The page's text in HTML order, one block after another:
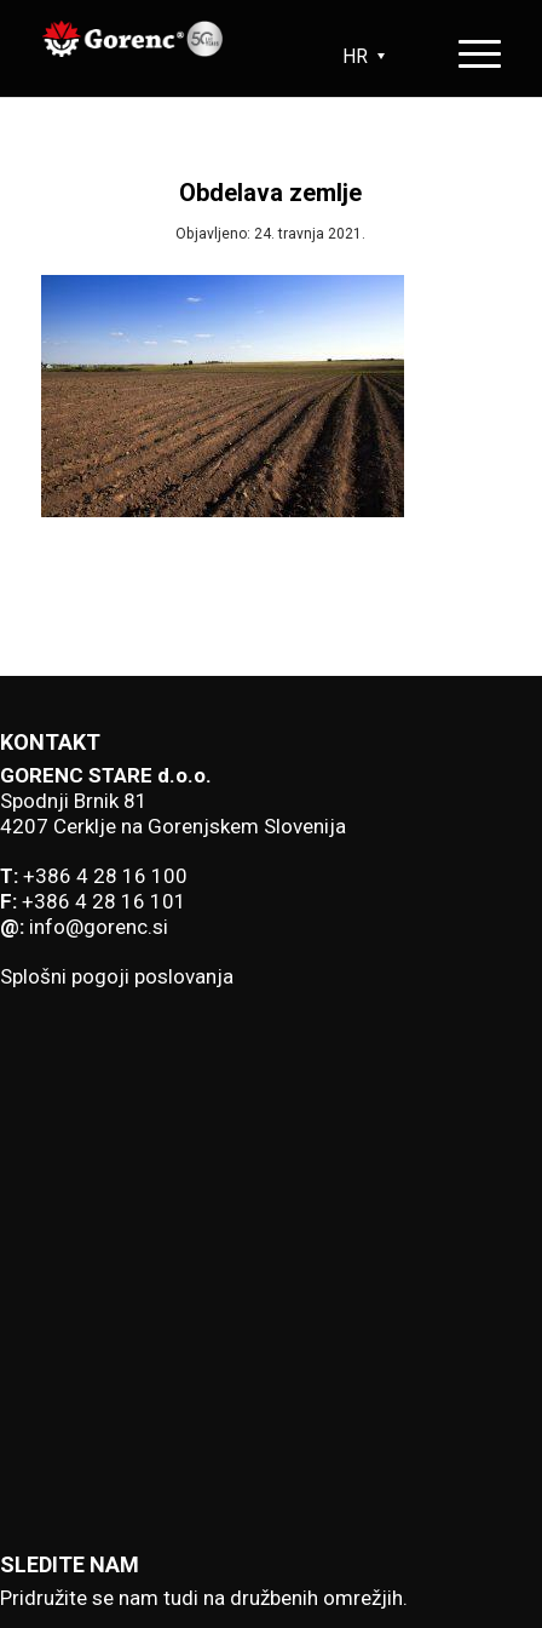
HR
Obdelava zemlje
Objavljeno: 24. travnja 2021.
KONTAKT
GORENC STARE d.o.o.
Spodnji Brnik 81
4207 Cerklje na Gorenjskem Slovenija
T: +386 4 28 16 100
F: +386 4 28 16 101
@: info@gorenc.si
Splošni pogoji poslovanja
SLEDITE NAM
Pridružite se nam tudi na družbenih omrežjih.